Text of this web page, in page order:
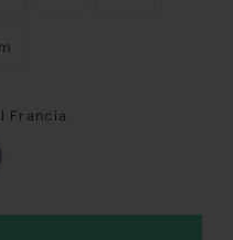
Francia